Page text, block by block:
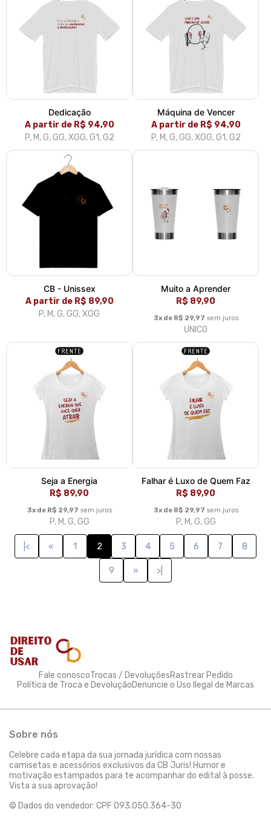
Dedicação
A partir de R$ 94,90
P, M, G, GG, XGG, G1, G2
Máquina de Vencer
A partir de R$ 94,90
P, M, G, GG, XGG, G1, G2
CB - Unissex
A partir de R$ 89,90
P, M, G, GG, XGG
Muito a Aprender
R$ 89,90
3x de R$ 29,97 sem juros
UNICO
Seja a Energia
R$ 89,90
3x de R$ 29,97 sem juros
P, M, G, GG
Falhar é Luxo de Quem Faz
R$ 89,90
3x de R$ 29,97 sem juros
P, M, G, GG
|< « 1 2 3 4 5 6 7 8
9 » >|
Fale conoscoTrocas / DevoluçõesRastrear Pedido
Política de Troca e DevoluçãoDenuncie o Uso Ilegal de Marcas
Sobre nós
Celebre cada etapa da sua jornada jurídica com nossas
camisetas e acessórios exclusivos da CB Juris! Humor e
motivação estampados para te acompanhar do edital à posse.
Vista a sua aprovação!
© Dados do vendedor: CPF 093.050.364-30